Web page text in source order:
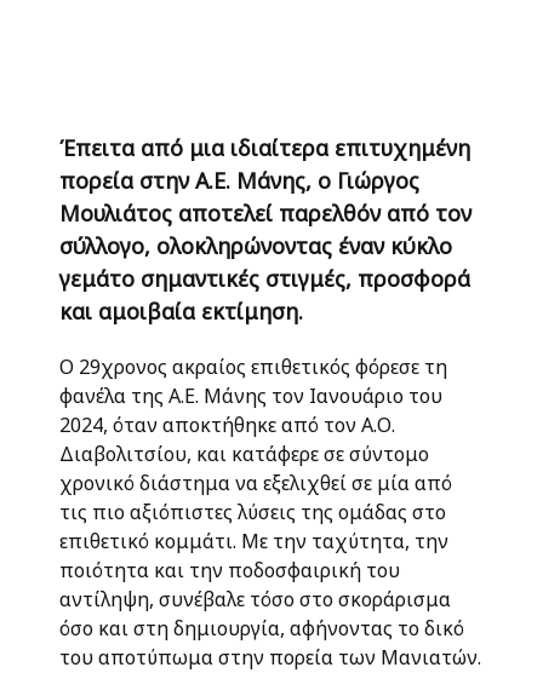
Έπειτα από μια ιδιαίτερα επιτυχημένη
πορεία στην Α.Ε. Μάνης, ο Γιώργος
Μουλιάτος αποτελεί παρελθόν από τον
σύλλογο, ολοκληρώνοντας έναν κύκλο
γεμάτο σημαντικές στιγμές, προσφορά
και αμοιβαία εκτίμηση.
Ο 29χρονος ακραίος επιθετικός φόρεσε τη
φανέλα της Α.Ε. Μάνης τον Ιανουάριο του
2024, όταν αποκτήθηκε από τον Α.Ο.
Διαβολιτσίου, και κατάφερε σε σύντομο
χρονικό διάστημα να εξελιχθεί σε μία από
τις πιο αξιόπιστες λύσεις της ομάδας στο
επιθετικό κομμάτι. Με την ταχύτητα, την
ποιότητα και την ποδοσφαιρική του
αντίληψη, συνέβαλε τόσο στο σκοράρισμα
όσο και στη δημιουργία, αφήνοντας το δικό
του αποτύπωμα στην πορεία των Μανιατών.